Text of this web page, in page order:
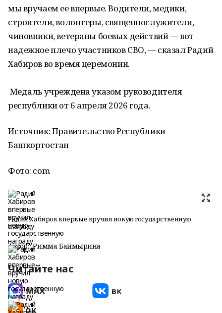
мы вручаем ее впервые. Водители, медики,
строители, волонтеры, священнослужители,
чиновники, ветераны боевых действий — вот
надежное плечо участников СВО, — сказал Радий
Хабиров во время церемонии.
Медаль учреждена указом руководителя
республики от 6 апреля 2026 года.
Источник: Правительство Республики
Башкортостан
Фото: сom
Радий Хабиров впервые вручил новую государственную
награду
Автор: Римма Баймырҙина
Читайте нас